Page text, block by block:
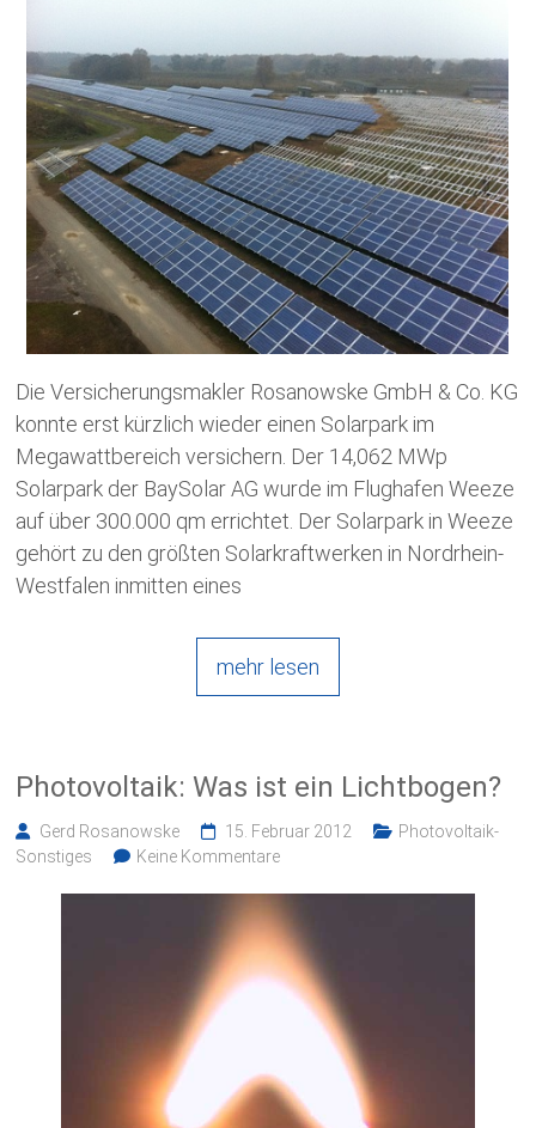
Die Versicherungsmakler Rosanowske GmbH & Co. KG
konnte erst kürzlich wieder einen Solarpark im
Megawattbereich versichern. Der 14,062 MWp
Solarpark der BaySolar AG wurde im Flughafen Weeze
auf über 300.000 qm errichtet. Der Solarpark in Weeze
gehört zu den größten Solarkraftwerken in Nordrhein-
Westfalen inmitten eines
mehr lesen
Photovoltaik: Was ist ein Lichtbogen?
Gerd Rosanowske 15. Februar 2012
Photovoltaik-
Sonstiges
Keine Kommentare